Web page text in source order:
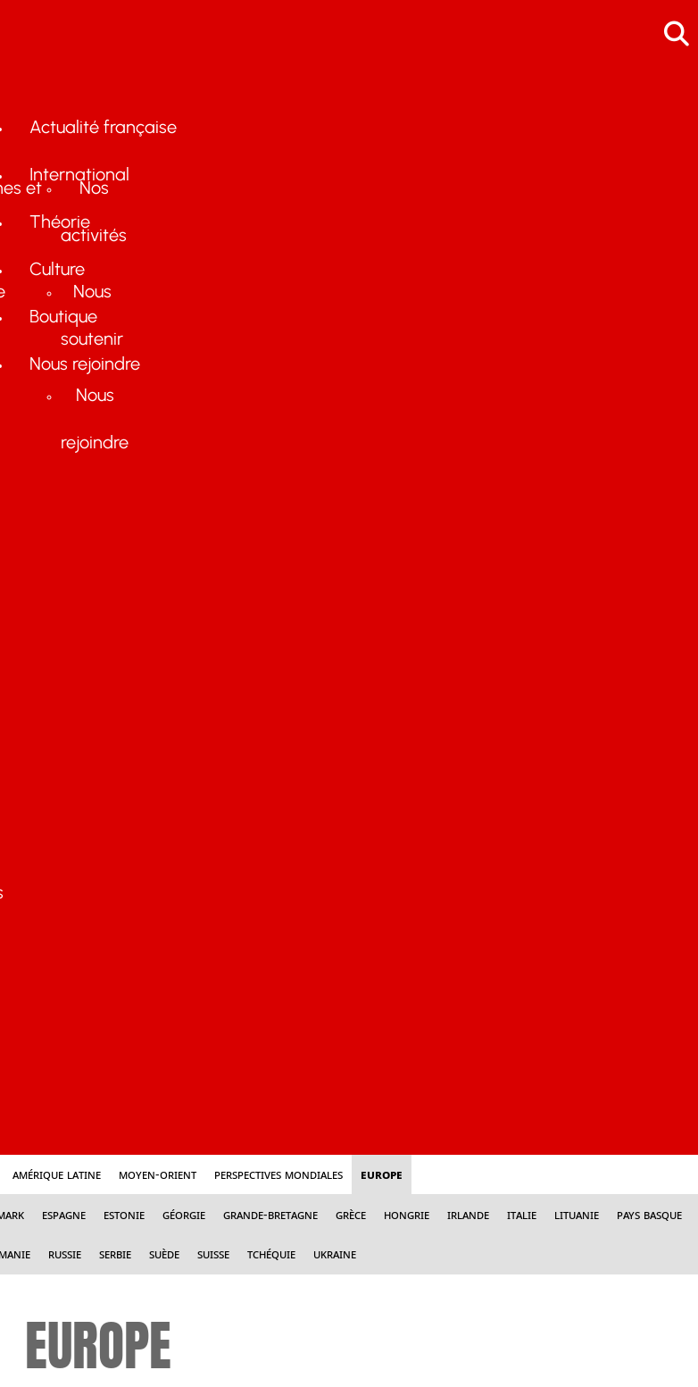
et Nos
activités
Nous
soutenir
Nous
rejoindre
Actualité française
International
Théorie
Culture
Boutique
Nous rejoindre
Amérique latine Moyen-Orient Perspectives mondiales Europe
Espagne Estonie Géorgie Grande-Bretagne Grèce Hongrie Irlande Italie Lituanie Pays Basque
Russie Serbie Suède Suisse Tchéquie Ukraine
EUROPE